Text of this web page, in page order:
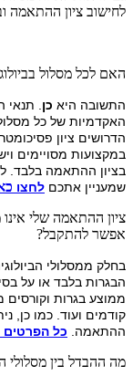
לחישוב ציון ההתאמה
האם לכל מסלול
התשובה היא כן .
האקדמיות של כל
הדרושים ציון
במקצועות מסויימים
בציון ההתאמה בלבד.
שמעניין אתכם לחצו
ציון ההתאמה שלי
אפשר להתקבל?
בחלק ממסלולי
הבגרות בלבד או על
ממוצע בגרות וקורסים
קודמים ועוד. כמו כן,
ההתאמה. כל הפרטים
מה ההבדל בין מסלולי